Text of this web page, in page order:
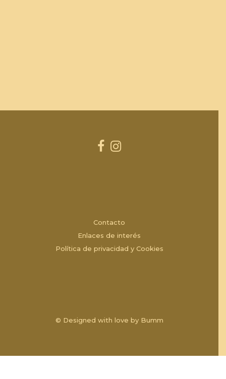
Contacto
Enlaces de interés
Política de privacidad y Cookies
© Designed with love by Bumm